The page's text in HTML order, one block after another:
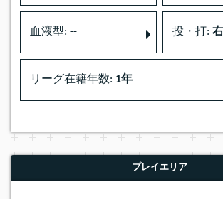
血液型: -- 投・打:
リーグ在籍年数: 1年
プレイエリア